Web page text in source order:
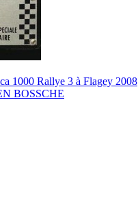
1000 Rallye 3 à Flagey 2008
BOSSCHE